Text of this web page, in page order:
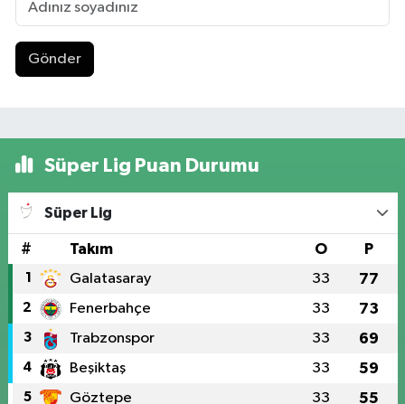
Gönder
Süper Lig Puan Durumu
Süper Lig
# Takım O P
1 Galatasaray 33 77
2 Fenerbahçe 33 73
3 Trabzonspor 33 69
4 Beşiktaş 33 59
5 Göztepe 33 55